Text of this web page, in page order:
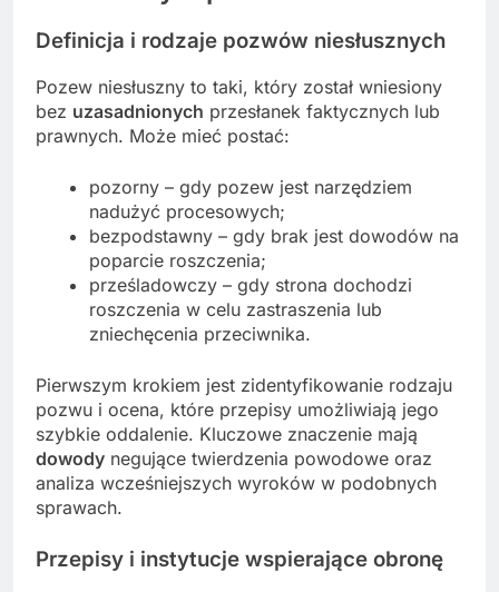
Definicja i rodzaje pozwów niesłusznych
Pozew niesłuszny to taki, który został wniesiony
bez uzasadnionych przesłanek faktycznych lub
prawnych. Może mieć postać:
pozorny – gdy pozew jest narzędziem
nadużyć procesowych;
bezpodstawny – gdy brak jest dowodów na
poparcie roszczenia;
prześladowczy – gdy strona dochodzi
roszczenia w celu zastraszenia lub
zniechęcenia przeciwnika.
Pierwszym krokiem jest zidentyfikowanie rodzaju
pozwu i ocena, które przepisy umożliwiają jego
szybkie oddalenie. Kluczowe znaczenie mają
dowody negujące twierdzenia powodowe oraz
analiza wcześniejszych wyroków w podobnych
sprawach.
Przepisy i instytucje wspierające obronę